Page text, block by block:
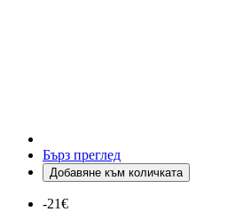
Бърз преглед
Добавяне към количката
-21€